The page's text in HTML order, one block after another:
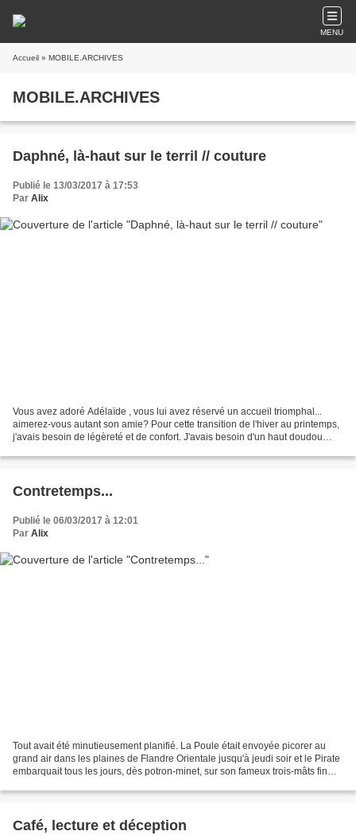
MENU
Accueil » MOBILE.ARCHIVES
MOBILE.ARCHIVES
Daphné, là-haut sur le terril // couture
Publié le 13/03/2017 à 17:53
Par Alix
Vous avez adoré Adélaïde , vous lui avez réservé un accueil triomphal...
aimerez-vous autant son amie? Pour cette transition de l'hiver au printemps,
j'avais besoin de légèreté et de confort. J'avais besoin d'un haut doudou
Contretemps...
Publié le 06/03/2017 à 12:01
Par Alix
Tout avait été minutieusement planifié. La Poule était envoyée picorer au
grand air dans les plaines de Flandre Orientale jusqu'à jeudi soir et le Pirate
embarquait tous les jours, dès potron-minet, sur son fameux trois-mâts fin
Café, lecture et déception